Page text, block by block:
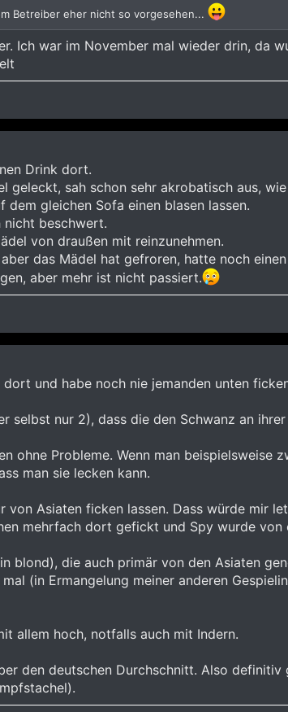
Betreiber eher nicht so vorgesehen...
Ich war im November mal wieder drin, da
Drink dort.
geleckt, sah schon sehr akrobatisch aus,
dem gleichen Sofa einen blasen lassen.
nicht beschwert.
von draußen mit reinzunehmen.
das Mädel hat gefroren, hatte noch
aber mehr ist nicht passiert.
und habe noch nie jemanden unten
selbst nur 2), dass die den Schwanz an
ohne Probleme. Wenn man beispielsweise
man sie lecken kann.
von Asiaten ficken lassen. Dass würde mir
mehrfach dort gefickt und Spy wurde
blond), die auch primär von den Asiaten
(in Ermangelung meiner anderen
allem hoch, notfalls auch mit Indern.
den deutschen Durchschnitt. Also